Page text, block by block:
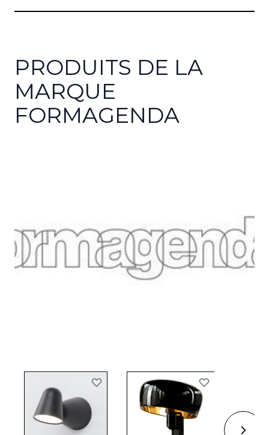
PRODUITS DE LA
MARQUE
FORMAGENDA